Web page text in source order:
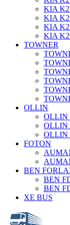
KIA
KIA
KIA
KIA
TOWNER
OLLIN
OLLIN
OLLIN
OLLIN
FOTON
BEN
BEN
BEN
XE BUS